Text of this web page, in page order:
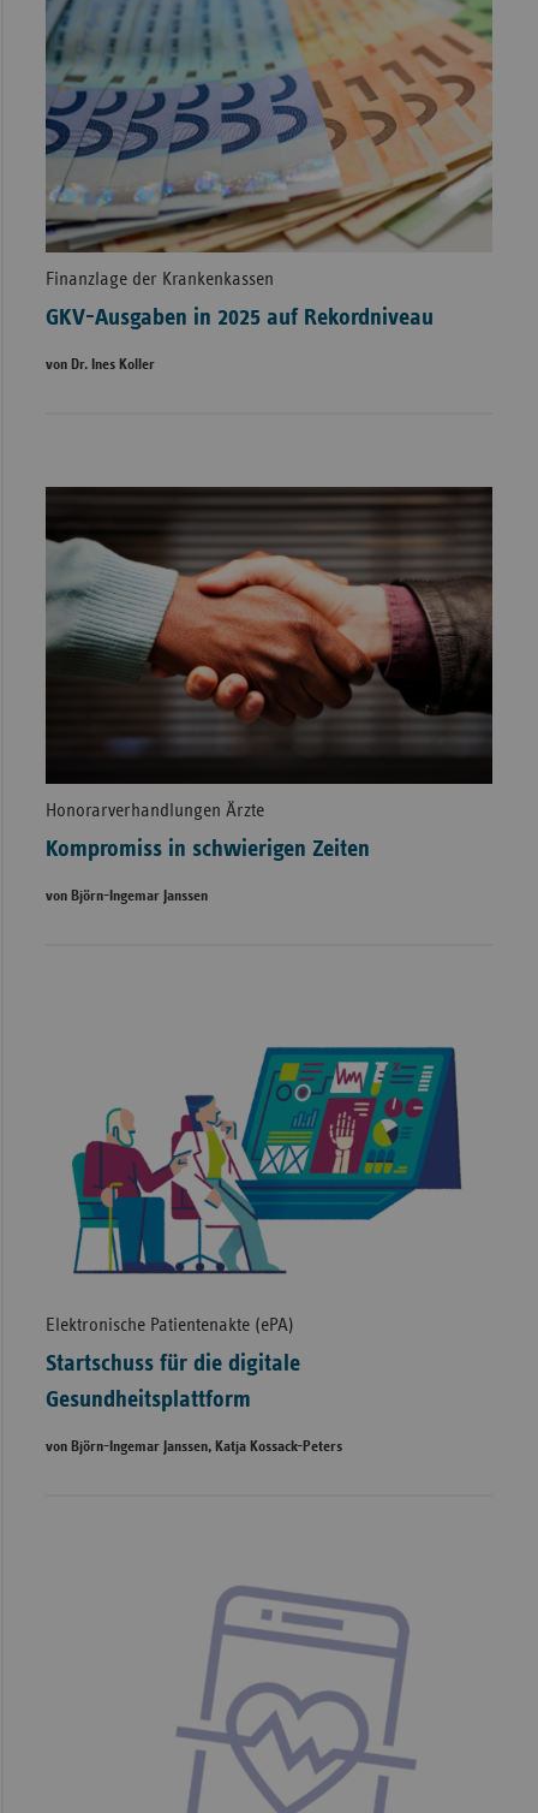
Finanzlage der Krankenkassen
GKV-Ausgaben in 2025 auf Rekordniveau
von Dr. Ines Koller
Honorarverhandlungen Ärzte
Kompromiss in schwierigen Zeiten
von Björn-Ingemar Janssen
Elektronische Patientenakte (ePA)
Startschuss für die digitale
Gesundheitsplattform
von Björn-Ingemar Janssen, Katja Kossack-Peters